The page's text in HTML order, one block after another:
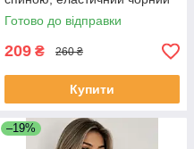
короткий лонгслів
Готово до відправки
209 ₴ 260 ₴
Купити
–19%